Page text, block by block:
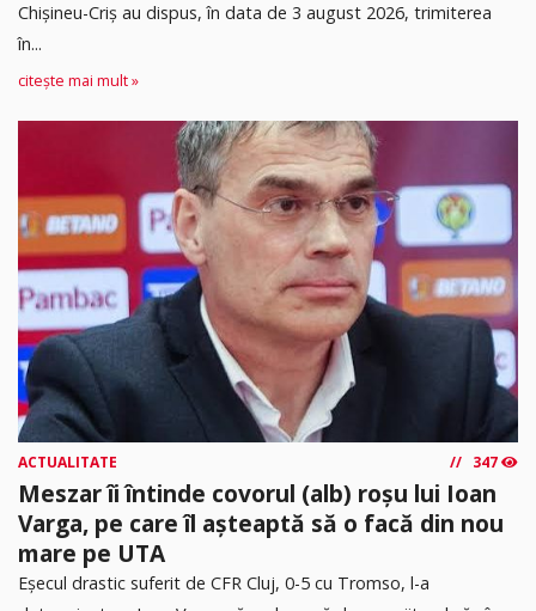
Chișineu-Criș au dispus, în data de 3 august 2026, trimiterea
în...
citește mai mult »
ACTUALITATE 347
Meszar îi întinde covorul (alb) roșu lui Ioan
Varga, pe care îl așteaptă să o facă din nou
mare pe UTA
Eșecul drastic suferit de CFR Cluj, 0-5 cu Tromso, l-a